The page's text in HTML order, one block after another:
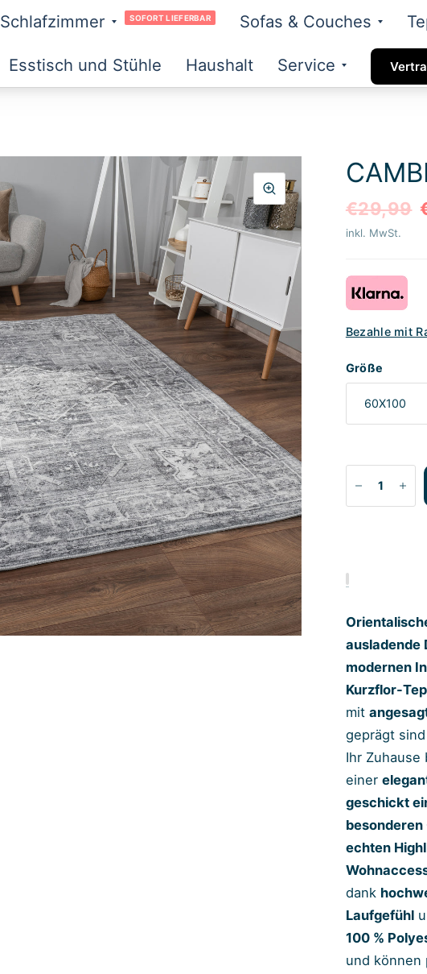
Schlafzimmer SOFORT LIEFERBAR Sofas & Couches
Esstisch und Stühle Haushalt Service
€29,99
inkl. MwSt.
Bezahle mit
Größe
ausladende
modernen
Kurzflor-
mit
geprägt
Ihr
einer
geschickt
besonderen
echten
dank
Laufgefühl
100 %
und